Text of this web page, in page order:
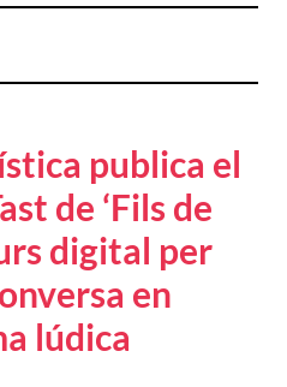
publica el
de ‘Fils de
digital per
en
lúdica